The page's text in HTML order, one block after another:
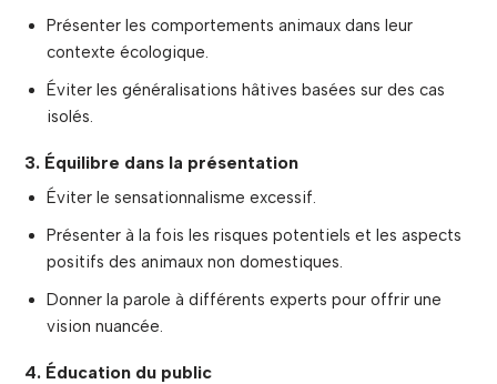
Présenter les comportements animaux dans leur
contexte écologique.
Éviter les généralisations hâtives basées sur des cas
isolés.
3. Équilibre dans la présentation
Éviter le sensationnalisme excessif.
Présenter à la fois les risques potentiels et les aspects
positifs des animaux non domestiques.
Donner la parole à différents experts pour offrir une
vision nuancée.
4. Éducation du public